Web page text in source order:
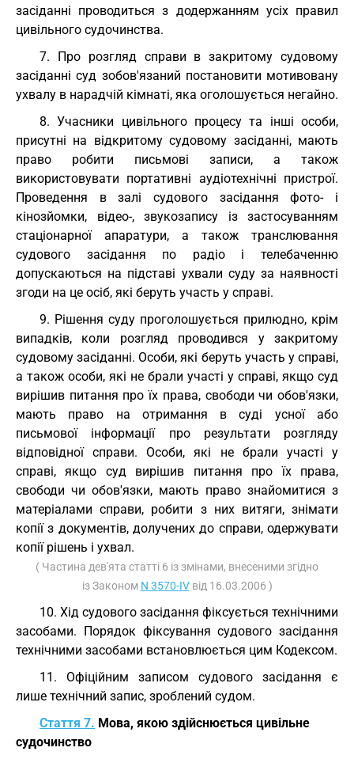
засіданні проводиться з додержанням усіх правил
цивільного судочинства.
7. Про розгляд справи в закритому судовому
засіданні суд зобов'язаний постановити мотивовану
ухвалу в нарадчій кімнаті, яка оголошується негайно.
8. Учасники цивільного процесу та інші особи,
присутні на відкритому судовому засіданні, мають
право робити письмові записи, а також
використовувати портативні аудіотехнічні пристрої.
Проведення в залі судового засідання фото- і
кінозйомки, відео-, звукозапису із застосуванням
стаціонарної апаратури, а також транслювання
судового засідання по радіо і телебаченню
допускаються на підставі ухвали суду за наявності
згоди на це осіб, які беруть участь у справі.
9. Рішення суду проголошується прилюдно, крім
випадків, коли розгляд проводився у закритому
судовому засіданні. Особи, які беруть участь у справі,
а також особи, які не брали участі у справі, якщо суд
вирішив питання про їх права, свободи чи обов'язки,
мають право на отримання в суді усної або
письмової інформації про результати розгляду
відповідної справи. Особи, які не брали участі у
справі, якщо суд вирішив питання про їх права,
свободи чи обов'язки, мають право знайомитися з
матеріалами справи, робити з них витяги, знімати
копії з документів, долучених до справи, одержувати
копії рішень і ухвал.
( Частина дев'ята статті 6 із змінами, внесеними згідно
із Законом N 3570-IVвід 16.03.2006 )
10. Хід судового засідання фіксується технічними
засобами. Порядок фіксування судового засідання
технічними засобами встановлюється цим Кодексом.
11. Офіційним записом судового засідання є
лише технічний запис, зроблений судом.
Стаття 7. Мова, якою здійснюється цивільне
судочинство